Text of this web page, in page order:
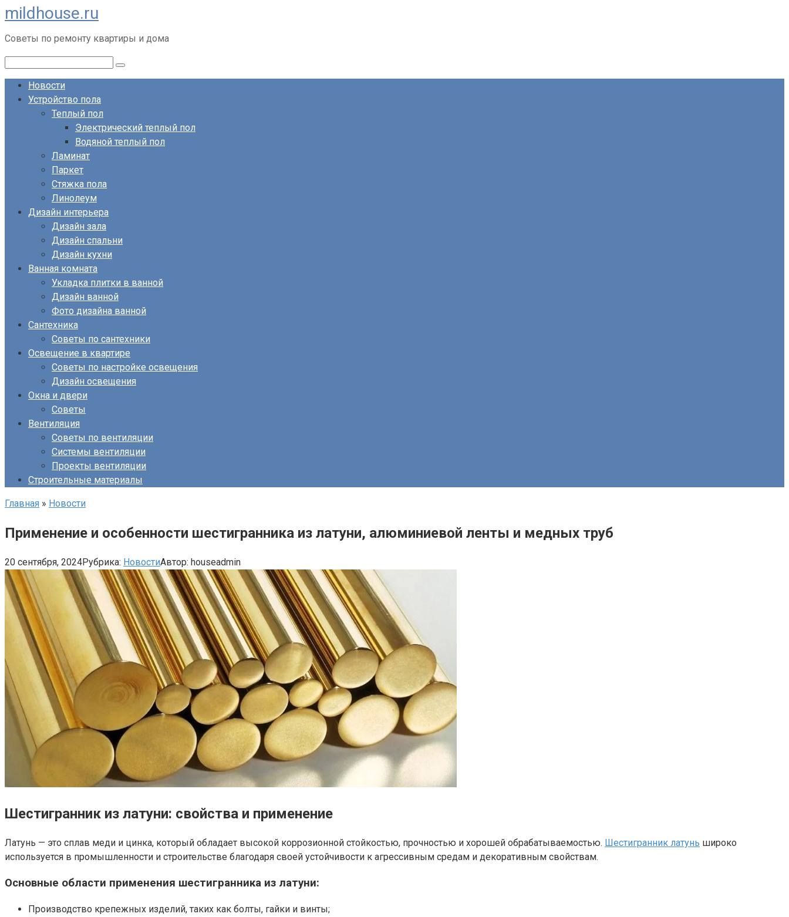
Перейти
к
контенту
mildhouse.ru
Советы по ремонту квартиры и дома
Новости
Устройство пола
Теплый пол
Электрический теплый пол
Водяной теплый пол
Ламинат
Паркет
Стяжка пола
Линолеум
Дизайн интерьера
Дизайн зала
Дизайн спальни
Дизайн кухни
Ванная комната
Укладка плитки в ванной
Дизайн ванной
Фото дизайна ванной
Сантехника
Советы по сантехники
Освещение в квартире
Советы по настройке освещения
Дизайн освещения
Окна и двери
Советы
Вентиляция
Советы по вентиляции
Системы вентиляции
Проекты вентиляции
Строительные материалы
Главная » Новости
Применение и особенности шестигранника из латуни, алюминиевой ленты и медных труб
20 сентября, 2024Рубрика: НовостиАвтор: houseadmin
Шестигранник из латуни: свойства и применение
Латунь — это сплав меди и цинка, который обладает высокой коррозионной стойкостью, прочностью и хорошей обрабатываемостью. Шестигранник латунь широко
используется в промышленности и строительстве благодаря своей устойчивости к агрессивным средам и декоративным свойствам.
Основные области применения шестигранника из латуни:
Производство крепежных изделий, таких как болты, гайки и винты;